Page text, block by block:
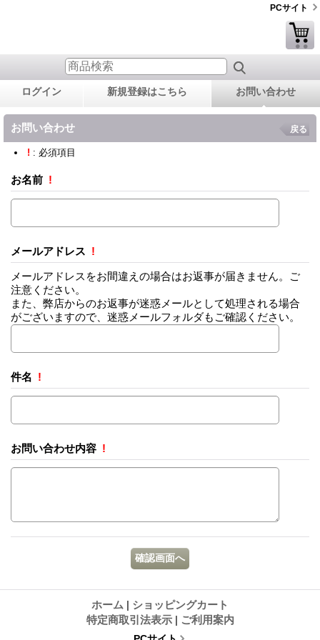
PCサイト
ログイン 新規登録はこちら お問い合わせ
お問い合わせ 戻る
! : 必須項目
お名前 !
メールアドレス !
メールアドレスをお間違えの場合はお返事が届きません。ご
注意ください。
また、弊店からのお返事が迷惑メールとして処理される場合
がございますので、迷惑メールフォルダもご確認ください。
件名 !
お問い合わせ内容 !
ホーム | ショッピングカート
特定商取引法表示 | ご利用案内